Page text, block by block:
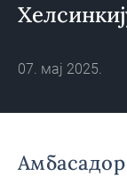
07. мај 2025.